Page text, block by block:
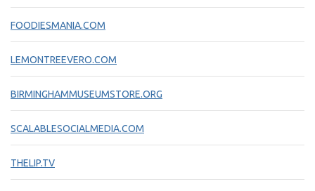
FOODIESMANIA.COM
LEMONTREEVERO.COM
BIRMINGHAMMUSEUMSTORE.ORG
SCALABLESOCIALMEDIA.COM
THELIP.TV